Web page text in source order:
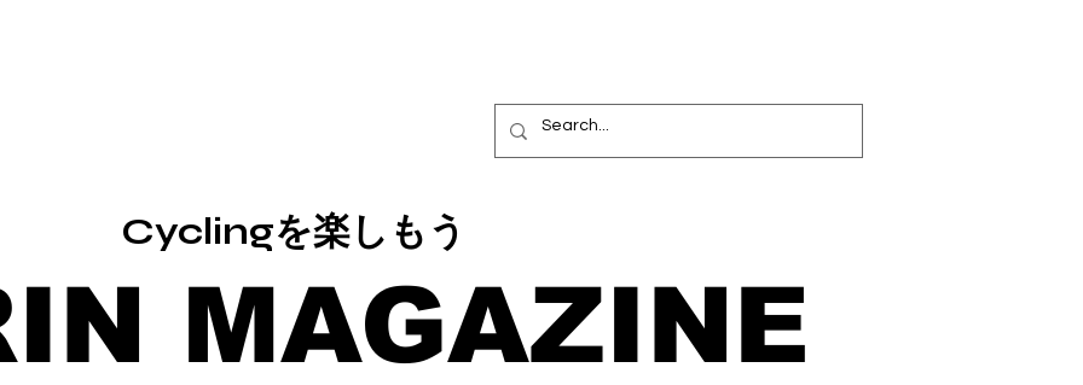
Cyclingを楽しもう
MAGAZINE